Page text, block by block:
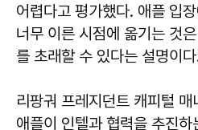
어렵다고 평가했다. 애플 입
너무 이른 시점에 옮기는 것
를 초래할 수 있다는 설명이
리팡궈 프레지던트 캐피털
애플이 인텔과 협력을 추진